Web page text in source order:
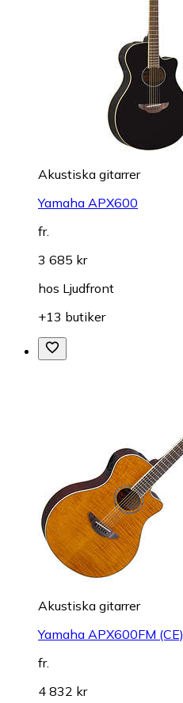
Akustiska gitarrer
Yamaha APX600
fr.
3 685 kr
hos Ljudfront
+13 butiker
Akustiska gitarrer
Yamaha APX600FM (CE)
fr.
4 832 kr